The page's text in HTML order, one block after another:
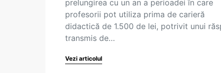
prelungirea cu un an a perioadei în care
profesorii pot utiliza prima de carieră
didactică de 1.500 de lei, potrivit unui
transmis de…
Vezi articolul